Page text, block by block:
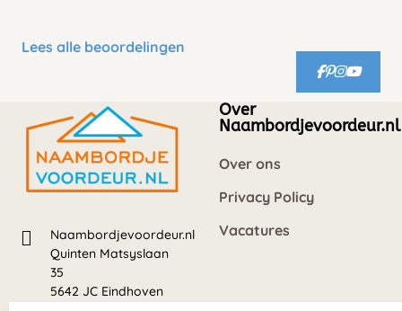
Lees alle beoordelingen
Naambordjevoordeur.nl
Quinten Matsyslaan
35
5642 JC Eindhoven
Over
Naambordjevoordeur.nl
Over ons
Privacy Policy
Vacatures